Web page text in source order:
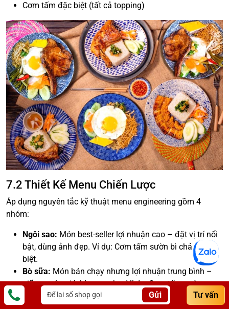
Cơm tấm đặc biệt (tất cả topping)
7.2 Thiết Kế Menu Chiến Lược
Áp dụng nguyên tắc kỹ thuật menu engineering gồm 4
nhóm:
Ngôi sao: Món best-seller lợi nhuận cao – đặt vị trí nổi
bật, dùng ảnh đẹp. Ví dụ: Cơm tấm sườn bì chả đặc
biệt.
Bò sữa: Món bán chạy nhưng lợi nhuận trung bình –
giữ nguyên giá, kèm combo. Ví dụ: Cơm tấm sườn.
Câu đố:Món lợi nhuận cao nhưng ít bán – tăng quảng
Gửi Tư vấn